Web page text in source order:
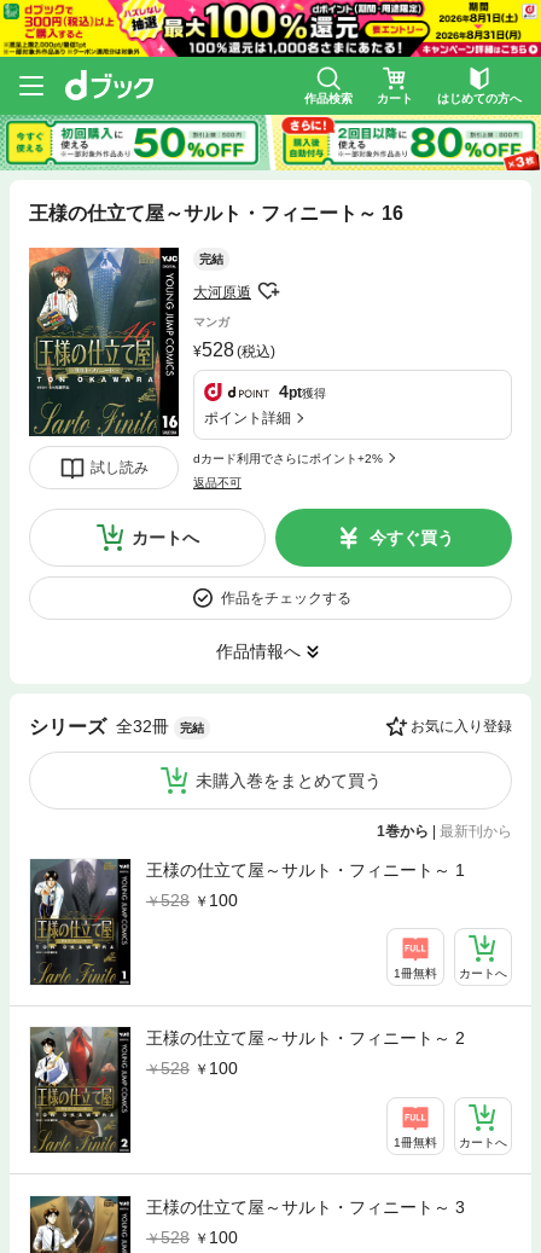
作品検索 カート はじめての方へ
王様の仕立て屋～サルト・フィニート～ 16
試し読み
完結
大河原遁
マンガ
528(税込)
4pt獲得
ポイント詳細
dカード利用でさらにポイント+2%
返品不可
カートへ 今すぐ買う
作品をチェックする
作品情報へ
シリーズ 全32冊 完結 お気に入り登録
未購入巻をまとめて買う
1巻から 最新刊から
王様の仕立て屋～サルト・フィニート～ 1
528
100
1冊無料 カートへ
王様の仕立て屋～サルト・フィニート～ 2
528
100
1冊無料 カートへ
王様の仕立て屋～サルト・フィニート～ 3
528
100